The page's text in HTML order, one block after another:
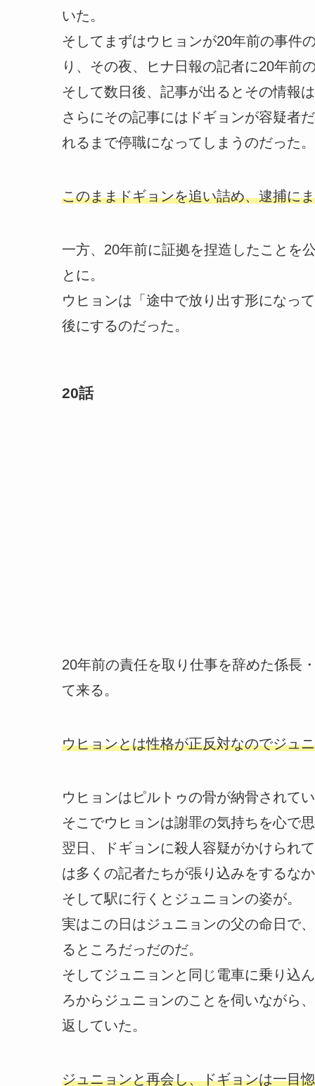
いた。
そしてまずはウヒョンが20年前の事件
り、その夜、ヒナ日報の記者に20年前
そして数日後、記事が出るとその情報
さらにその記事にはドギョンが容疑者
れるまで停職になってしまうのだった。
このままドギョンを追い詰め、逮捕に
一方、20年前に証拠を捏造したことを
とに。
ウヒョンは「途中で放り出す形になっ
後にするのだった。
20話
20年前の責任を取り仕事を辞めた係長
て来る。
ウヒョンとは性格が正反対なのでジュ
ウヒョンはピルトゥの骨が納骨されて
そこでウヒョンは謝罪の気持ちを心で
翌日、ドギョンに殺人容疑がかけられ
は多くの記者たちが張り込みをするな
そして駅に行くとジュニョンの姿が。
実はこの日はジュニョンの父の命日で
るところだっだのだ。
そしてジュニョンと同じ電車に乗り込
ろからジュニョンのことを伺いながら
返していた。
ジュニョンと再会し、ドギョンは一目